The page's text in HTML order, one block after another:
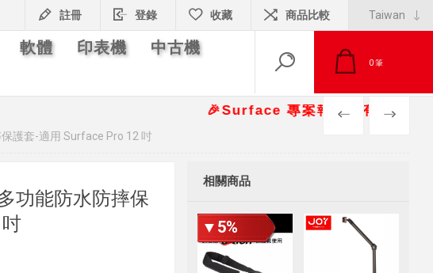
註冊 登錄 收藏 商品比較
軟體 印表機
中古機
0筆
🎉Surface 專案報價另有優惠折扣
護套-適用 Surface Pro 12 吋
PREV NEXT
功能防水防摔保
相關商品
▼5%